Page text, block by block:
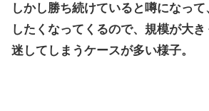
しかし勝ち続けていると噂になっ
したくなってくるので、規模が大
迷してしまうケースが多い様子。